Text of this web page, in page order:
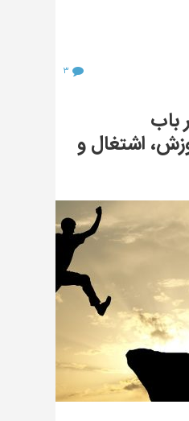
۳
باب
اشتغال و